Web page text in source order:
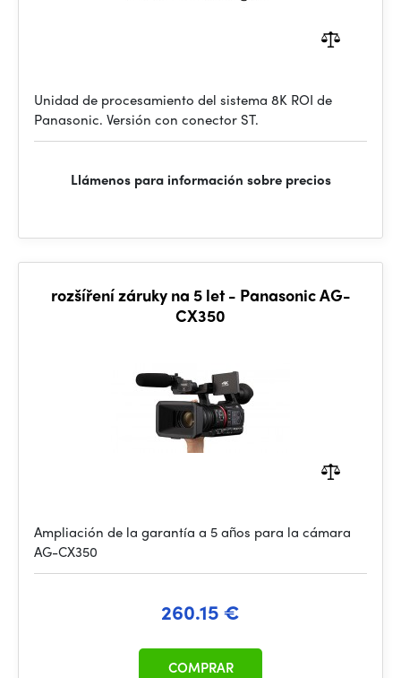
Unidad de procesamiento del sistema 8K ROI de
Panasonic. Versión con conector ST.
Llámenos para información sobre precios
rozšíření záruky na 5 let - Panasonic AG-
CX350
Ampliación de la garantía a 5 años para la cámara
AG-CX350
260.15 €
COMPRAR